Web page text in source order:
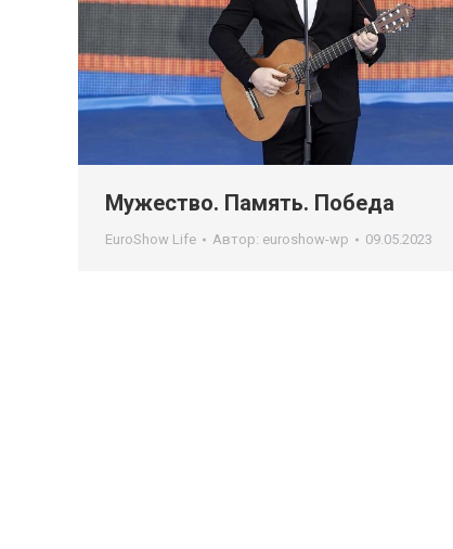
Мужество. Память. Победа
EuroShow Life Автор: euroshow-wp 09.05.2023